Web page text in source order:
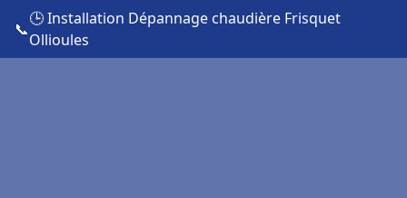
📞
🕒 Installation Dépannage chaudière Frisquet
Ollioules